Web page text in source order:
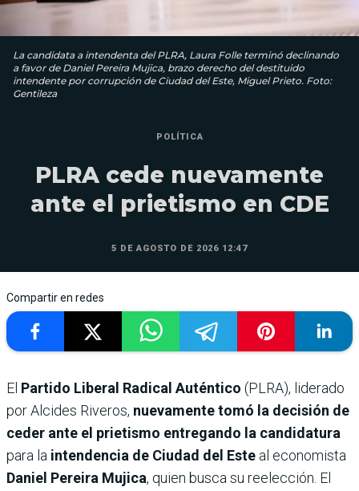
La candidata a intendenta del PLRA, Laura Folle terminó declinando
a favor de Daniel Pereira Mujica, brazo derecho del destituido
intendente por corrupción de Ciudad del Este, Miguel Prieto. Foto:
Gentileza
POLÍTICA
PLRA cede nuevamente
ante el prietismo en CDE
5 DE AGOSTO DE 2026 12:47
Compartir en redes
El Partido Liberal Radical Auténtico (PLRA), liderado
por Alcides Riveros, nuevamente tomó la decisión de
ceder ante el prietismo entregando la candidatura
para la intendencia de Ciudad del Este al economista
Daniel Pereira Mujica, quien busca su reelección. El